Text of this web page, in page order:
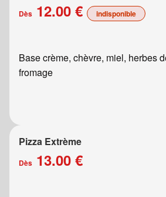
Dès 12.00 € indisponible
Base crème, chèvre, miel, herbes
fromage
Pizza Extrème
Dès 13.00 €